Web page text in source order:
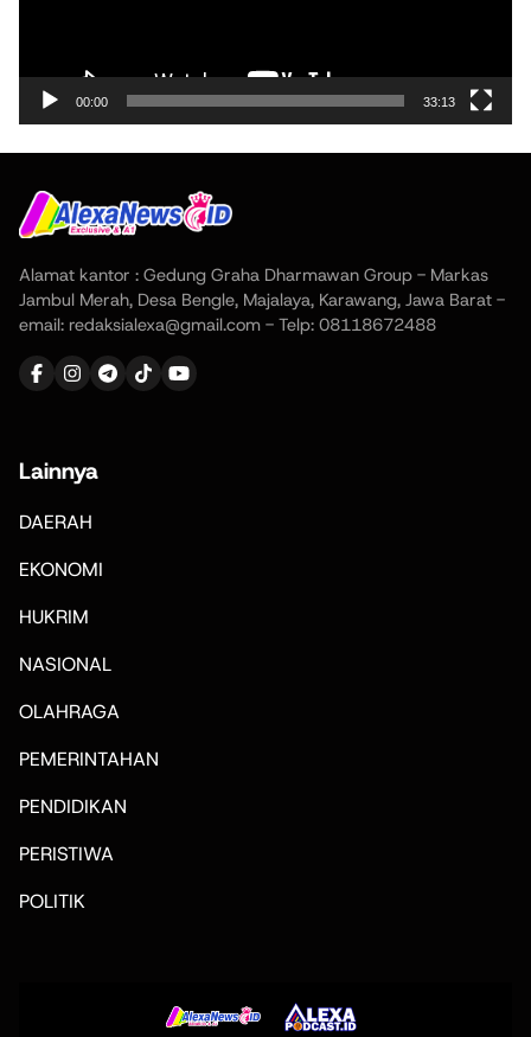
00:00 33:13
Alamat kantor : Gedung Graha Dharmawan Group - Markas
Jambul Merah, Desa Bengle, Majalaya, Karawang, Jawa Barat -
email: redaksialexa@gmail.com - Telp: 08118672488
Lainnya
DAERAH
EKONOMI
HUKRIM
NASIONAL
OLAHRAGA
PEMERINTAHAN
PENDIDIKAN
PERISTIWA
POLITIK